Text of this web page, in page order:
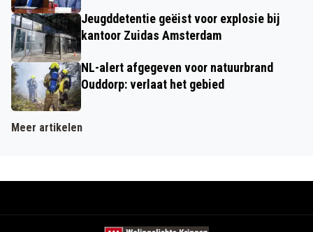
Jeugddetentie geëist voor explosie bij
kantoor Zuidas Amsterdam
NL-alert afgegeven voor natuurbrand
Ouddorp: verlaat het gebied
Meer artikelen